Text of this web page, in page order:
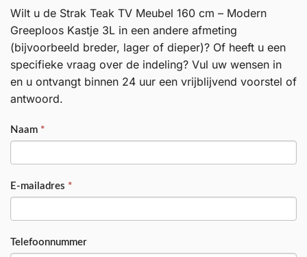
Wilt u de Strak Teak TV Meubel 160 cm – Modern
Greeploos Kastje 3L in een andere afmeting
(bijvoorbeeld breder, lager of dieper)? Of heeft u een
specifieke vraag over de indeling? Vul uw wensen in
en u ontvangt binnen 24 uur een vrijblijvend voorstel of
antwoord.
PRODUCT
Naam *
E-mailadres *
Telefoonnummer